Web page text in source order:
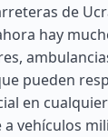
de
hay
pueden
en
a vehículos